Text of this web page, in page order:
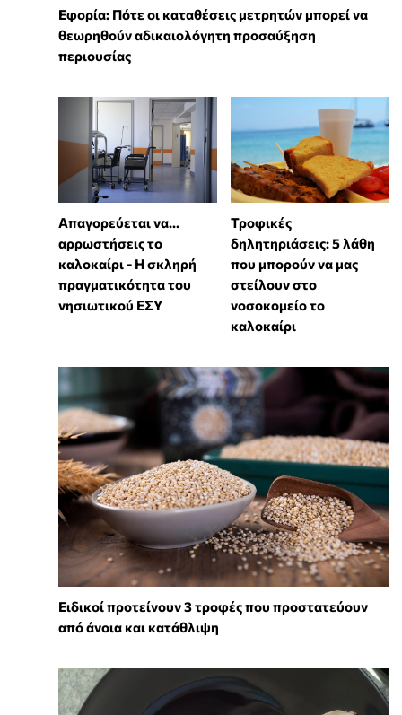
Εφορία: Πότε οι καταθέσεις μετρητών μπορεί να
θεωρηθούν αδικαιολόγητη προσαύξηση
περιουσίας
Απαγορεύεται να...
αρρωστήσεις το
καλοκαίρι - Η σκληρή
πραγματικότητα του
νησιωτικού ΕΣΥ
Τροφικές
δηλητηριάσεις: 5 λάθη
που μπορούν να μας
στείλουν στο
νοσοκομείο το
καλοκαίρι
Ειδικοί προτείνουν 3 τροφές που προστατεύουν
από άνοια και κατάθλιψη